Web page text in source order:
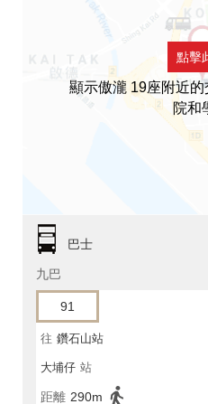
點擊
顯示傲瀧 19座附近
院和
巴士
九巴
91
往 鑽石山站
大埔仔 站
距離 290m